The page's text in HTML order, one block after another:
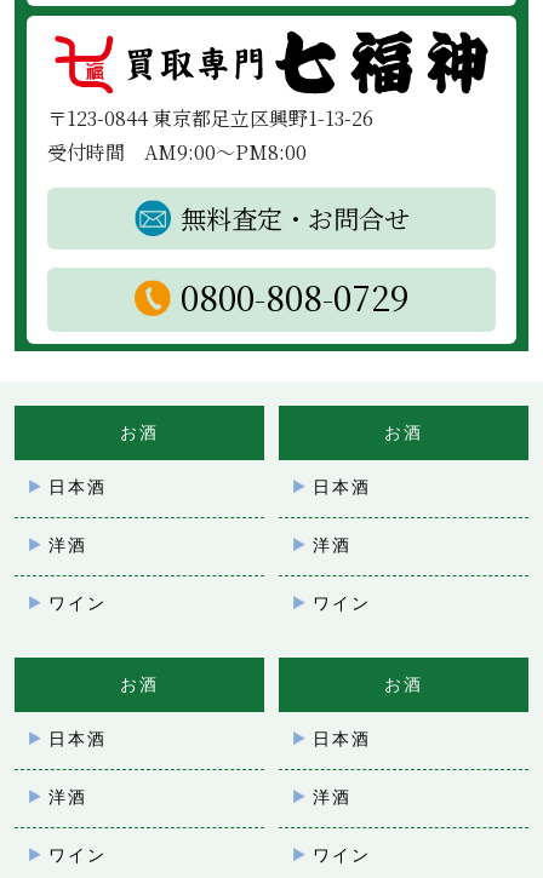
〒123-0844 東京都足立区興野1-13-26
受付時間 AM9:00～PM8:00
無料査定・お問合せ
0800-808-0729
お酒
日本酒
洋酒
ワイン
お酒
日本酒
洋酒
ワイン
お酒
日本酒
洋酒
ワイン
お酒
日本酒
洋酒
ワイン